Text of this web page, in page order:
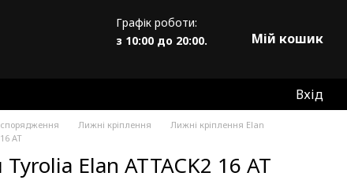
Графік роботи:
з 10:00 до 20:00.
Мій кошик
Вхід
спорядження Лижні кріплення
Лижні кріплення Elan
AT
Elan ATTACK2 16 AT